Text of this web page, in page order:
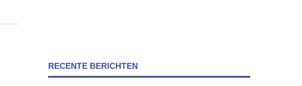
RECENTE BERICHTEN